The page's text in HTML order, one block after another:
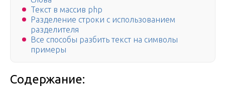
Текст в массив php
Разделение строки с использованием
разделителя
Все способы разбить текст на символы
примеры
Содержание: